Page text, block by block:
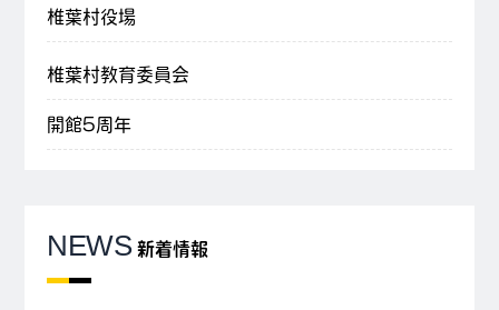
椎葉村役場
椎葉村教育委員会
開館5周年
NEWS 新着情報